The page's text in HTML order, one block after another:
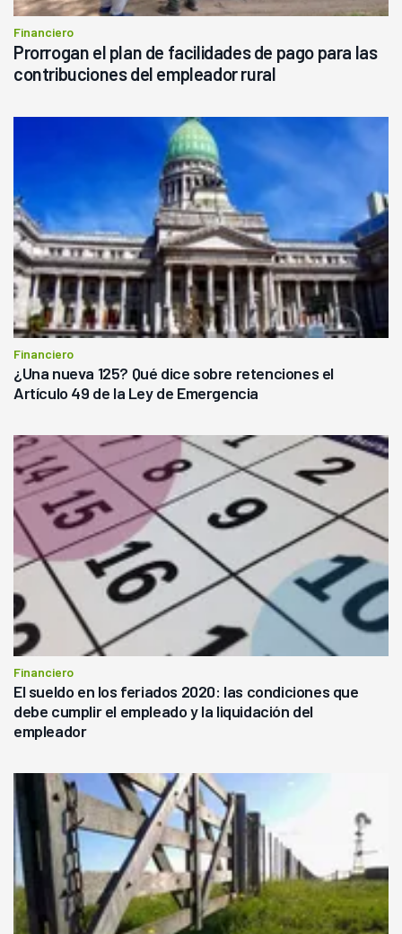
Financiero
Prorrogan el plan de facilidades de pago para las
contribuciones del empleador rural
Financiero
¿Una nueva 125? Qué dice sobre retenciones el
Artículo 49 de la Ley de Emergencia
Financiero
El sueldo en los feriados 2020: las condiciones que
debe cumplir el empleado y la liquidación del
empleador